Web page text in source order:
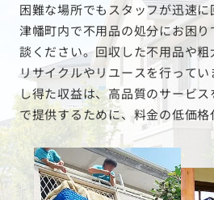
困難な場所でもスタッフが迅速に
津幡町内で不用品の処分にお困
談ください。回収した不用品や
リサイクルやリユースを行って
し得た収益は、高品質のサービ
で提供するために、料金の低価